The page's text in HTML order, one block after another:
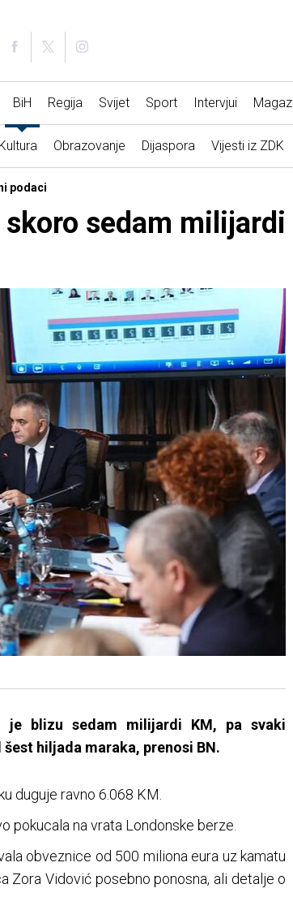
BiH Regija Svijet Sport Intervjui
Kultura Obrazovanje Dijaspora Vijesti iz ZDK
podaci
skoro sedam milijardi
je blizu sedam milijardi KM, pa svaki
hiljada maraka, prenosi BN.
duguje ravno 6.068 KM.
pokucala na vrata Londonske berze.
obveznice od 500 miliona eura uz kamatu
Zora Vidović posebno ponosna, ali detalje o